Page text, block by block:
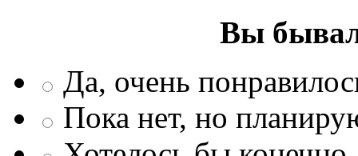
Вы
Да, очень
Пока нет, но